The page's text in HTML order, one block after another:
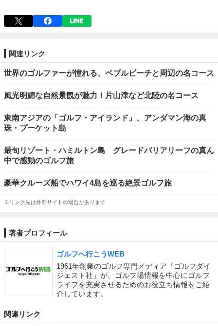
関連リンク
世界のゴルファーが憧れる、ペブルビーチと周辺の名コース
風光明媚な自然景観が魅力！片山津など北陸の名コース
東南アジアの「ゴルフ・アイランド」、アンダマン海の真
珠・プーケット島
最旬リゾート・ハミルトン島 グレードバリアリーフの真ん
中で感動のゴルフ旅
豪華クルーズ船でハワイ4島を巡る絶景ゴルフ旅
※リンク先は外部サイトの場合があります
著者プロフィール
ゴルフへ行こうWEB
1961年創業のゴルフ専門メディア「ゴルフダイ
ジェスト社」が、ゴルフ場情報を中心にゴルフ
ライフを充実させるためのお役立ち情報をご紹
介しています。
関連リンク